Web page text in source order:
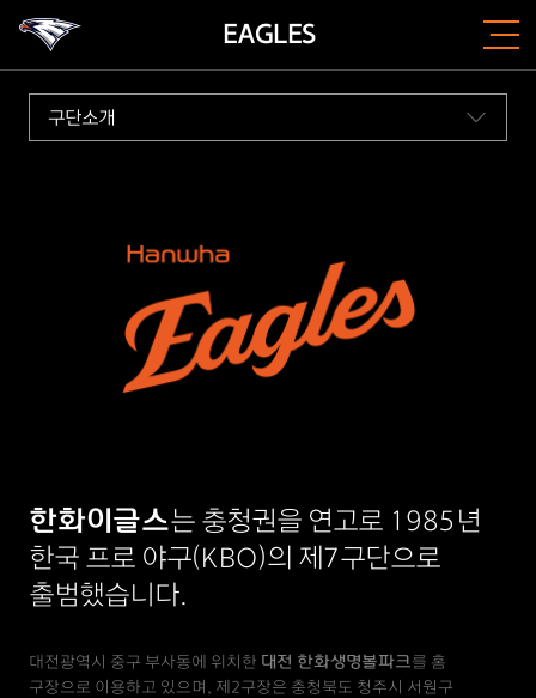
EAGLES
구단소개
한화이글스는 충청권을 연고로 1985년
한국 프로 야구(KBO)의 제7구단으로
출범했습니다.
대전광역시 중구 부사동에 위치한 대전 한화생명볼파크를 홈
구장으로 이용하고 있으며, 제2구장은 충청북도 청주시 서원구